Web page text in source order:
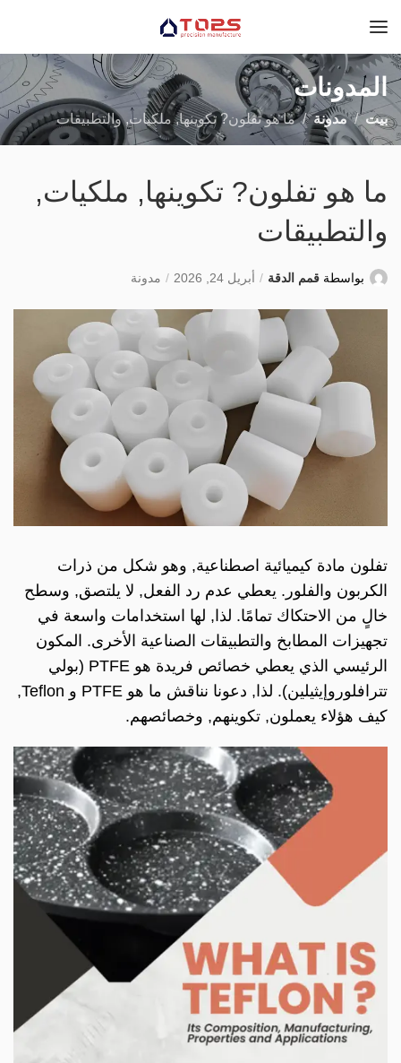
المدونات
بيت مدونة ما هو تفلون? تكوينها, ملكيات, والتطبيقات
ما هو تفلون? تكوينها, ملكيات,
والتطبيقات
بواسطة قمم الدقة أبريل 24, 2026 مدونة
تفلون مادة كيميائية اصطناعية, وهو شكل من ذرات
الكربون والفلور. يعطي عدم رد الفعل, لا يلتصق, وسطح
خالٍ من الاحتكاك تمامًا. لذا, لها استخدامات واسعة في
تجهيزات المطابخ والتطبيقات الصناعية الأخرى. المكون
الرئيسي الذي يعطي خصائص فريدة هو PTFE (بولي
تترافلوروإيثيلين). لذا, دعونا نناقش ما هو PTFE و Teflon,
كيف هؤلاء يعملون, تكوينهم, وخصائصهم.